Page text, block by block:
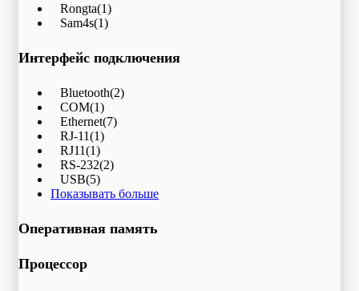
Rongta(1)
Sam4s(1)
Интерфейс подключения
Bluetooth(2)
COM(1)
Ethernet(7)
RJ-11(1)
RJ11(1)
RS-232(2)
USB(5)
Показывать больше
Оперативная память
Процессор